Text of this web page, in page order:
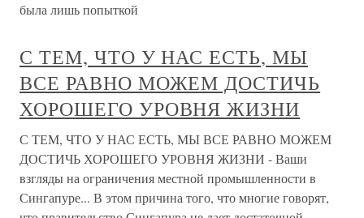
была лишь попыткой
С ТЕМ, ЧТО У НАС ЕСТЬ, МЫ
ВСЕ РАВНО МОЖЕМ ДОСТИЧЬ
ХОРОШЕГО УРОВНЯ ЖИЗНИ
С ТЕМ, ЧТО У НАС ЕСТЬ, МЫ ВСЕ РАВНО МОЖЕМ
ДОСТИЧЬ ХОРОШЕГО УРОВНЯ ЖИЗНИ - Ваши
взгляды на ограничения местной промышленности в
Сингапуре... В этом причина того, что многие говорят,